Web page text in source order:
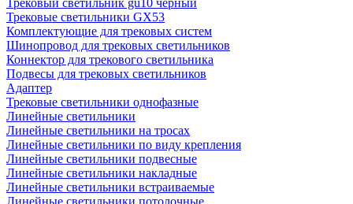
Трековый светильник gu10 черный
Трековые светильники GX53
Комплектующие для трековых систем
Шинопровод для трековых светильников
Коннектор для трекового светильника
Подвесы для трековых светильников
Адаптер
Трековые светильники однофазные
Линейные светильники
Линейные светильники на тросах
Линейные светильники по виду крепления
Линейные светильники подвесные
Линейные светильники накладные
Линейные светильники встраиваемые
Линейные светильники потолочные